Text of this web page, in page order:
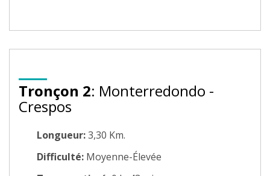
Tronçon 2: Monterredondo -
Crespos
Longueur:3,30 Km.
Difficulté: Moyenne-Élevée